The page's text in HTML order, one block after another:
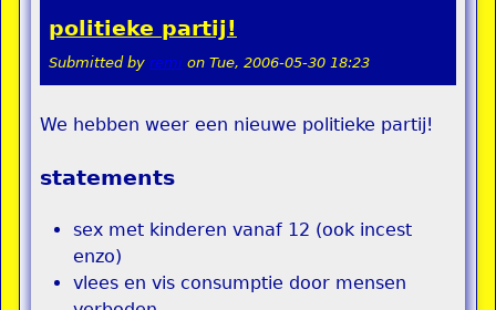
politieke partij!
Submitted by remi on Tue, 2006-05-30 18:23
We hebben weer een nieuwe politieke partij!
statements
sex met kinderen vanaf 12 (ook incest
enzo)
vlees en vis consumptie door mensen